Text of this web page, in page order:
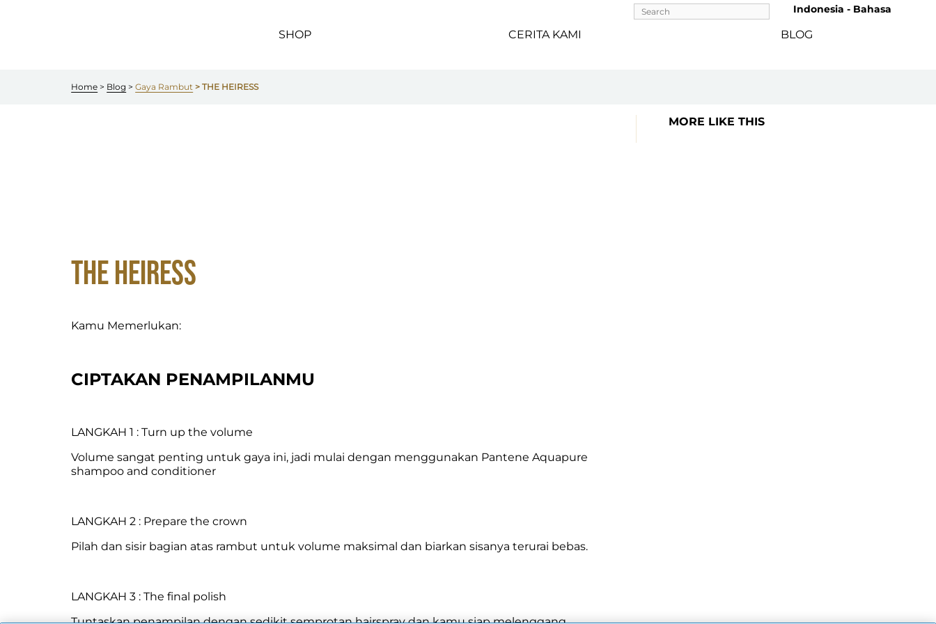
Indonesia - Bahasa
SHOP CERITA KAMI BLOG
Home > Blog > Gaya Rambut > THE HEIRESS
THE HEIRESS
Kamu Memerlukan:
CIPTAKAN PENAMPILANMU
LANGKAH 1 : Turn up the volume
Volume sangat penting untuk gaya ini, jadi mulai dengan menggunakan Pantene Aquapure
shampoo and conditioner
LANGKAH 2 : Prepare the crown
Pilah dan sisir bagian atas rambut untuk volume maksimal dan biarkan sisanya terurai bebas.
LANGKAH 3 : The final polish
MORE LIKE THIS